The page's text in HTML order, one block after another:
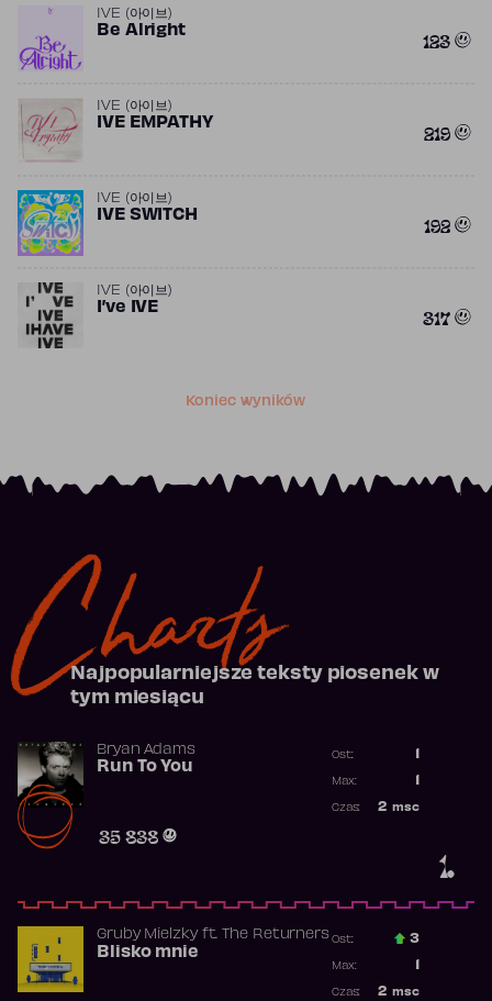
IVE (아이브)
Be Alright 123
IVE (아이브)
IVE EMPATHY 219
IVE (아이브)
IVE SWITCH 192
IVE (아이브)
I’ve IVE 317
Koniec wyników
Charts
Najpopularniejsze teksty piosenek w
tym miesiącu
1.
Bryan Adams
Run To You
35 838
Ost.:
Max:
2 msc
Czas:
Gruby Mielzkyft. The Returners
Blisko mnie
Ost.: 3
Max:
2 msc
Czas: